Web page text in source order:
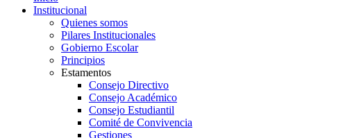
Institucional
Quienes somos
Pilares Institucionales
Gobierno Escolar
Principios
Estamentos
Consejo Directivo
Consejo Académico
Consejo Estudiantil
Comité de Convivencia
Gestiones